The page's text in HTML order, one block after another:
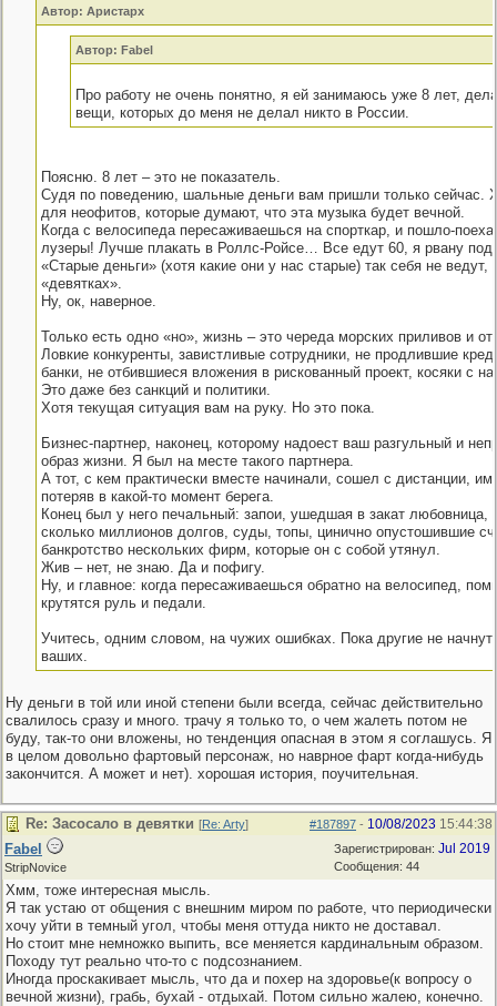
Автор: Аристарх
Автор: Fabel
Про работу не очень понятно, я ей занимаюсь уже 8 лет,
вещи, которых до меня не делал никто в России.
Поясню. 8 лет – это не показатель.
Судя по поведению, шальные деньги вам пришли только сейчас.
для неофитов, которые думают, что эта музыка будет вечной.
Когда с велосипеда пересаживаешься на спорткар, и пошло-
лузеры! Лучше плакать в Роллс-Ройсе… Все едут 60, я рвану под
«Старые деньги» (хотя какие они у нас старые) так себя не ведут,
«девятках».
Ну, ок, наверное.
Только есть одно «но», жизнь – это череда морских приливов и
Ловкие конкуренты, завистливые сотрудники, не продлившие
банки, не отбившиеся вложения в рискованный проект, косяки с
Это даже без санкций и политики.
Хотя текущая ситуация вам на руку. Но это пока.
Бизнес-партнер, наконец, которому надоест ваш разгульный и
образ жизни. Я был на месте такого партнера.
А тот, с кем практически вместе начинали, сошел с дистанции,
потеряв в какой-то момент берега.
Конец был у него печальный: запои, ушедшая в закат любовница,
сколько миллионов долгов, суды, топы, цинично опустошившие
банкротство нескольких фирм, которые он с собой утянул.
Жив – нет, не знаю. Да и пофигу.
Ну, и главное: когда пересаживаешься обратно на велосипед,
крутятся руль и педали.
Учитесь, одним словом, на чужих ошибках. Пока другие не начнут
ваших.
Ну деньги в той или иной степени были всегда, сейчас действительно
свалилось сразу и много. трачу я только то, о чем жалеть потом не
буду, так-то они вложены, но тенденция опасная в этом я соглашусь. Я
в целом довольно фартовый персонаж, но наврное фарт когда-нибудь
закончится. А может и нет). хорошая история, поучительная.
#187897 - 10/08/2023 15:44:38
Re: Засосало в девятки [Re: Arty]
Зарегистрирован: Jul 2019
Сообщения: 44
Fabel
StripNovice
Хмм, тоже интересная мысль.
Я так устаю от общения с внешним миром по работе, что периодически
хочу уйти в темный угол, чтобы меня оттуда никто не доставал.
Но стоит мне немножко выпить, все меняется кардинальным образом.
Походу тут реально что-то с подсознанием.
Иногда проскакивает мысль, что да и похер на здоровье(к вопросу о
вечной жизни), грабь, бухай - отдыхай. Потом сильно жалею, конечно.